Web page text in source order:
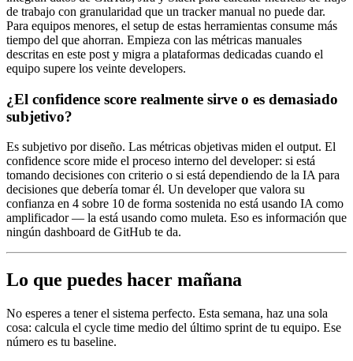
de trabajo con granularidad que un tracker manual no puede dar.
Para equipos menores, el setup de estas herramientas consume más
tiempo del que ahorran. Empieza con las métricas manuales
descritas en este post y migra a plataformas dedicadas cuando el
equipo supere los veinte developers.
¿El confidence score realmente sirve o es demasiado
subjetivo?
Es subjetivo por diseño. Las métricas objetivas miden el output. El
confidence score mide el proceso interno del developer: si está
tomando decisiones con criterio o si está dependiendo de la IA para
decisiones que debería tomar él. Un developer que valora su
confianza en 4 sobre 10 de forma sostenida no está usando IA como
amplificador — la está usando como muleta. Eso es información que
ningún dashboard de GitHub te da.
Lo que puedes hacer mañana
No esperes a tener el sistema perfecto. Esta semana, haz una sola
cosa: calcula el cycle time medio del último sprint de tu equipo. Ese
número es tu baseline.